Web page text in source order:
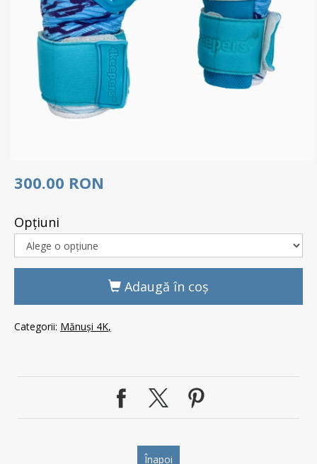
300.00 RON
Opţiuni
Adaugă în coş
Categorii: Mănuși 4K
Înapoi